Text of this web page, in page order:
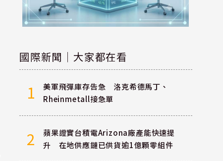
國際新聞｜大家都在看
1
美軍飛彈庫存告急 洛克希德馬丁、
Rheinmetall接急單
2
蘋果證實台積電Arizona廠產能快速提
升 在地供應鏈已供貨逾1億顆零組件